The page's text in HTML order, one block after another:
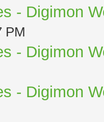
- Digimon
PM
- Digimon
- Digimon